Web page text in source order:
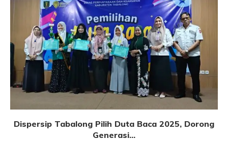
Dispersip Tabalong Pilih Duta Baca 2025, Dorong
Generasi...